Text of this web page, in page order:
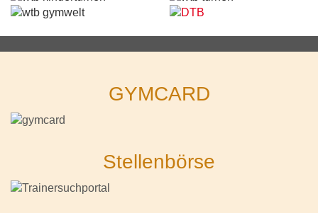
GYMCARD
Stellenbörse